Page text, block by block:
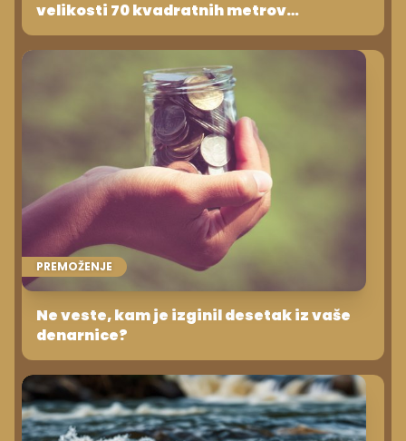
velikosti 70 kvadratnih metrov
potrebujemo 12 letnih neto plač
PREMOŽENJE
Ne veste, kam je izginil desetak iz vaše
denarnice?